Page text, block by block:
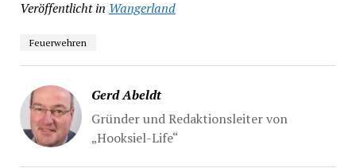
Veröffentlicht in Wangerland
Feuerwehren
Gerd Abeldt
Gründer und Redaktionsleiter von
„Hooksiel-Life“